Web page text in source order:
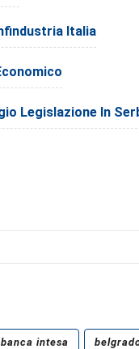
Italia
Legislazione In
banca intesa